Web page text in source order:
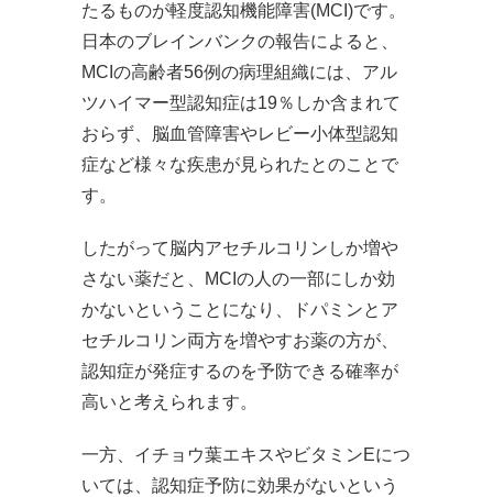
たるものが軽度認知機能障害(MCI)です。
日本のブレインバンクの報告によると、
MCIの高齢者56例の病理組織には、アル
ツハイマー型認知症は19％しか含まれて
おらず、脳血管障害やレビー小体型認知
症など様々な疾患が見られたとのことで
す。
したがって脳内アセチルコリンしか増や
さない薬だと、MCIの人の一部にしか効
かないということになり、ドパミンとア
セチルコリン両方を増やすお薬の方が、
認知症が発症するのを予防できる確率が
高いと考えられます。
一方、イチョウ葉エキスやビタミンEにつ
いては、認知症予防に効果がないという